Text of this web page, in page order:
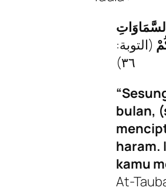
(التوبة:
٣٦)
bulan,
haram.
kamu
At-